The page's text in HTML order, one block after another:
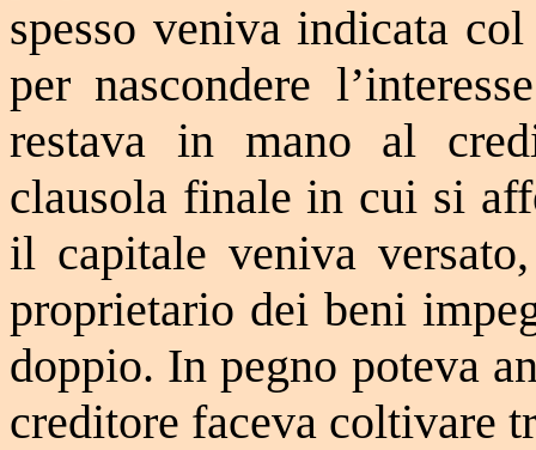
spesso veniva indicata
per nascondere
restava in mano al
clausola finale in cui si
il capitale veniva
proprietario dei beni
doppio. In pegno poteva
creditore faceva coltivare